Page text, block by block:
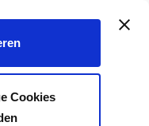
Cookies
KONTAKT